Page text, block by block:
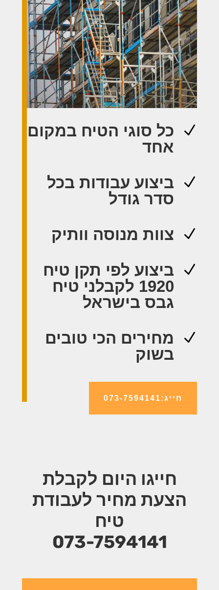
N
כל סוגי הטיח במקום
אחד
N
ביצוע עבודות בכל
סדר גודל
N צוות מנוסה וותיק
N
ביצוע לפי תקן טיח
1920 לקבלני טיח
גבס בישראל
N
מחירים הכי טובים
בשוק
חייג:073-7594141
חייגו היום לקבלת
הצעת מחיר לעבודת
טיח
073-7594141